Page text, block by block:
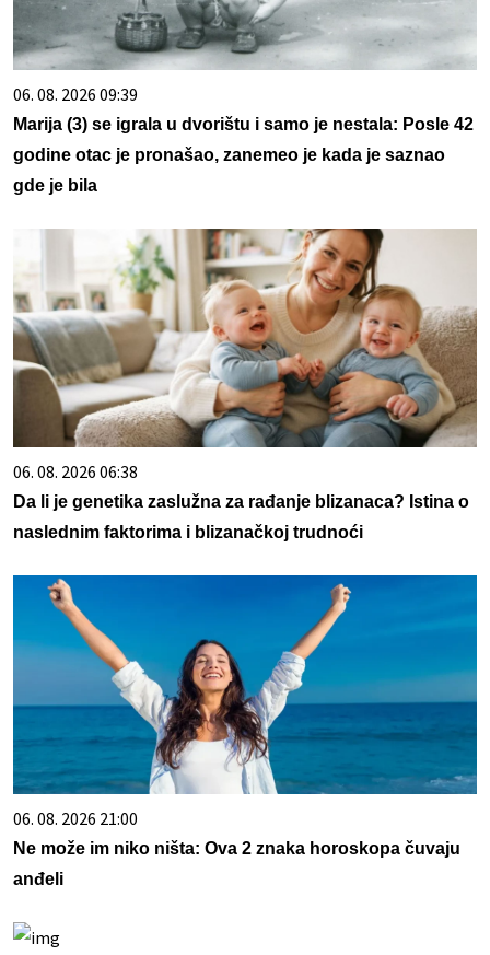
06. 08. 2026 09:39
Marija (3) se igrala u dvorištu i samo je nestala: Posle 42
godine otac je pronašao, zanemeo je kada je saznao
gde je bila
06. 08. 2026 06:38
Da li je genetika zaslužna za rađanje blizanaca? Istina o
naslednim faktorima i blizanačkoj trudnoći
06. 08. 2026 21:00
Ne može im niko ništa: Ova 2 znaka horoskopa čuvaju
anđeli